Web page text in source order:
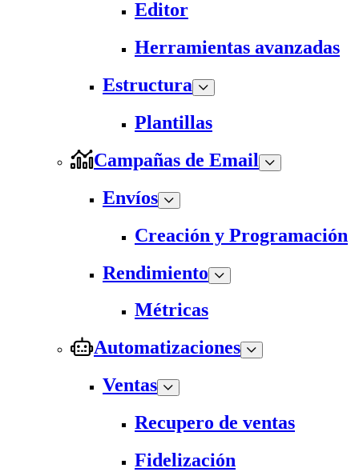
Editor
Herramientas avanzadas
Estructura
Plantillas
Campañas de Email
Envíos
Creación y Programación
Rendimiento
Métricas
Automatizaciones
Ventas
Recupero de ventas
Fidelización